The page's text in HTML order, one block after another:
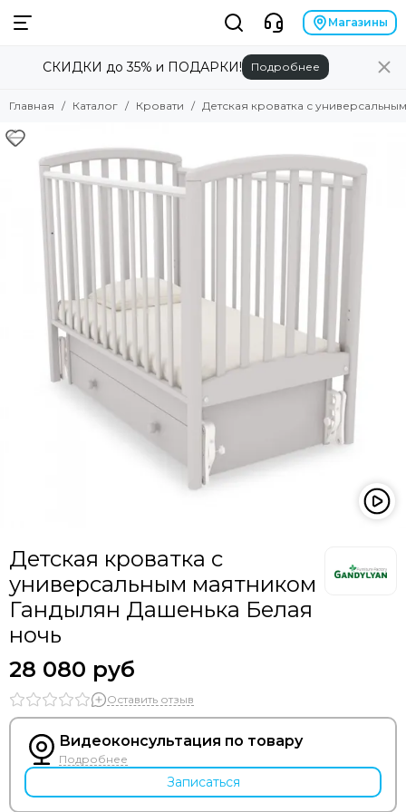
Смотреть все товары
Детские кроватки с продольным маятником на колесах
Детские кроватки качалка-колесо
Детские кроватки на колесах
Детские кроватки с поперечным маятником
Детские кроватки без маятника
Люльки
Кровати-трансформеры
Подростковые кровати
Аксессуары для кроватей
Магазины
СКИДКИ до 35% и ПОДАРКИ! Подробнее
Главная Каталог Кровати Детская кроватка с
Детская кроватка с
универсальным маятником
Гандылян Дашенька Белая
ночь
28 080 руб
Оставить отзыв
Видеоконсультация по товару
Подробнее
Записаться